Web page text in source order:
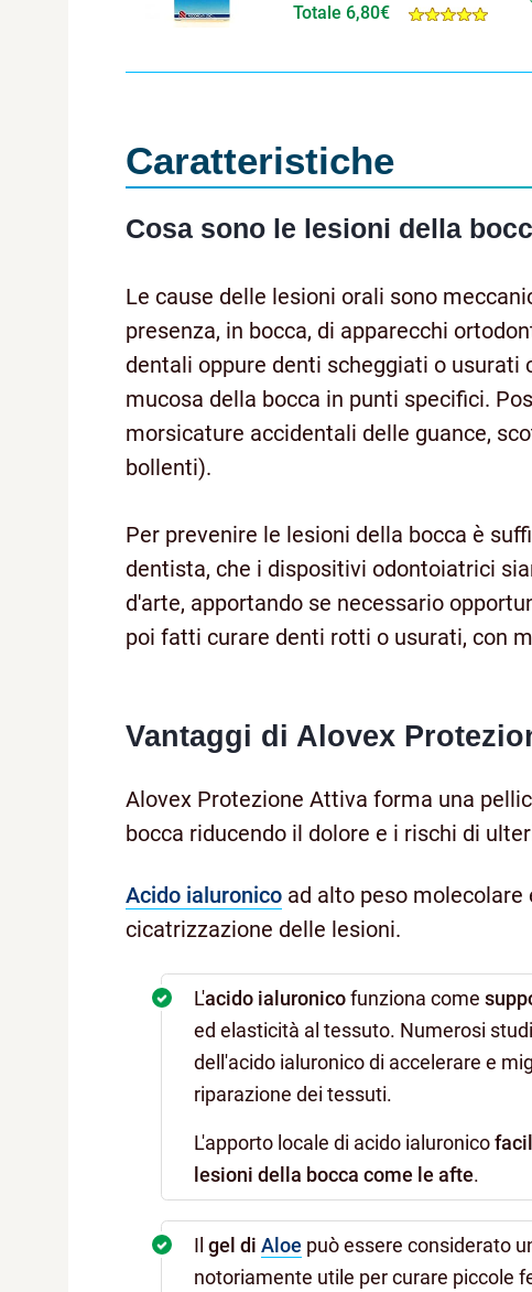
Totale 6,80€
Caratteristiche
Cosa sono le lesioni della
Le cause delle lesioni orali sono
presenza, in bocca, di apparecchi
dentali oppure denti scheggiati o usurati
mucosa della bocca in punti specifici.
morsicature accidentali delle guance,
bollenti).
Per prevenire le lesioni della bocca è
dentista, che i dispositivi odontoiatrici
d'arte, apportando se necessario
poi fatti curare denti rotti o usurati, con
Vantaggi di Alovex
Alovex Protezione Attiva forma una
bocca riducendo il dolore e i rischi di
Acido ialuronico ad alto peso molecolare
cicatrizzazione delle lesioni.
L'acido ialuronicofunziona come
ed elasticità al tessuto. Numerosi
dell'acido ialuronico di accelerare e
riparazione dei tessuti.
L'apporto locale di acido ialuronico
lesioni della bocca come le afte.
Ilgel diAloe può essere considerato
notoriamente utile per curare piccole